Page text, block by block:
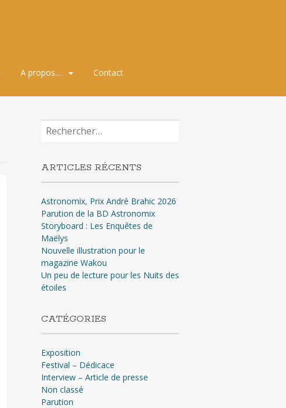
A propos… Contact
Rechercher :
ARTICLES RÉCENTS
Astronomix, Prix André Brahic 2026
Parution de la BD Astronomix
Storyboard : Les Enquêtes de
Maëlys
Nouvelle illustration pour le
magazine Wakou
Un peu de lecture pour les Nuits des
étoiles
CATÉGORIES
Exposition
Festival – Dédicace
Interview – Article de presse
Non classé
Parution